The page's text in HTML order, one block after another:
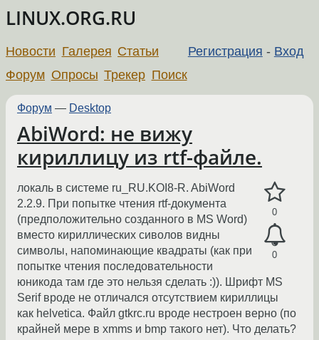
LINUX.ORG.RU
Регистрация - Вход
Новости Галерея Статьи
Форум Опросы Трекер Поиск
Форум — Desktop
AbiWord: не вижу
кириллицу из rtf-файле.
0
0
локаль в системе ru_RU.KOI8-R. AbiWord
2.2.9. При попытке чтения rtf-документа
(предположительно созданного в MS Word)
вместо кириллических сиволов видны
символы, напоминающие квадраты (как при
попытке чтения последовательности
юникода там где это нельзя сделать :)). Шрифт MS
Serif вроде не отличался отсутствием кириллицы
как helvetica. Файл gtkrc.ru вроде нестроен верно (по
крайней мере в xmms и bmp такого нет). Что делать?